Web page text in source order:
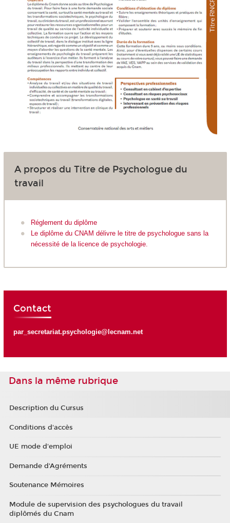
A propos du Titre de Psychologue du
travail
Réglement du diplôme
Le diplôme du CNAM délivre le titre de psychologue sans la
nécessité de la licence de psychologie.
Contact
par_secretariat.psychologie@lecnam.net
Dans la même rubrique
Description du Cursus
Conditions d'accès
UE mode d'emploi
Demande d'Agréments
Soutenance Mémoires
Module de supervision des psychologues du travail
diplômés du Cnam